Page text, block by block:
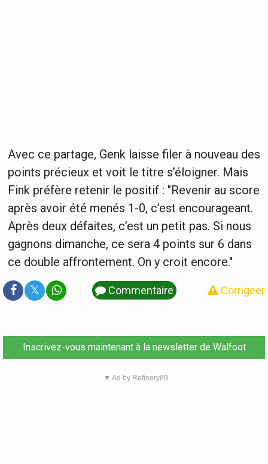
Avec ce partage, Genk laisse filer à nouveau des
points précieux et voit le titre s’éloigner. Mais
Fink préfère retenir le positif : "Revenir au score
après avoir été menés 1-0, c’est encourageant.
Après deux défaites, c’est un petit pas. Si nous
gagnons dimanche, ce sera 4 points sur 6 dans
ce double affrontement. On y croit encore."
𝕏 Commentaire Corrigeer
Inscrivez-vous maintenant à la newsletter de Walfoot
▼ Ad by Refinery89